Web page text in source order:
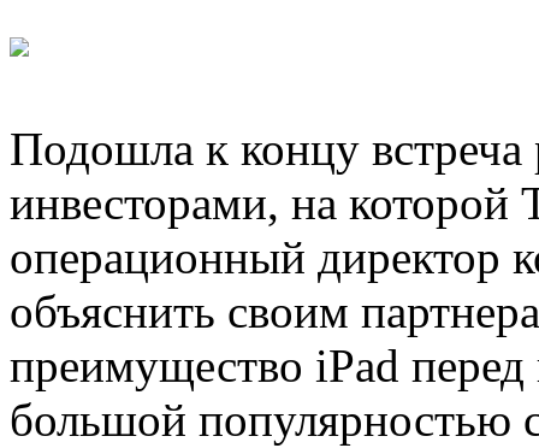
Подошла к концу встреча
инвесторами, на
операционный директор
объяснить своим
преимущество iPad
большой популярностью